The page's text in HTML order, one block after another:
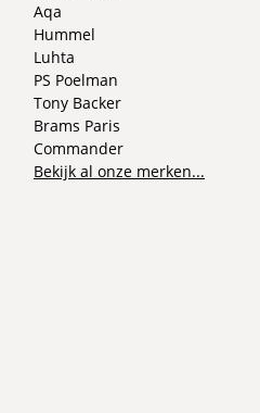
Aqa
Hummel
Luhta
PS Poelman
Tony Backer
Brams Paris
Commander
Bekijk al onze merken...